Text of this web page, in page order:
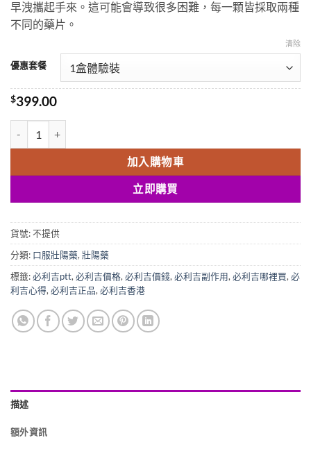
早洩攜起手來。這可能會導致很多困難，每一顆皆採取兩種
不同的藥片。
優惠套餐
清除
$399.00
加入購物車
立即購買
貨號:不提供
分類: 口服壯陽藥,壯陽藥
標籤:必利吉ptt,必利吉價格,必利吉價錢,必利吉副作用,必利吉哪裡買,必
利吉心得,必利吉正品,必利吉香港
描述
額外資訊